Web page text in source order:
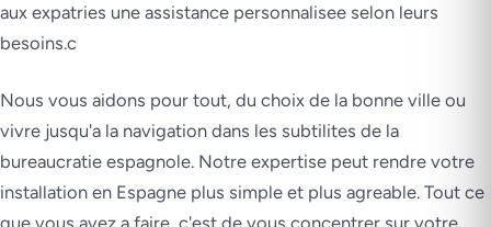
aux expatries une assistance personnalisee selon leurs
besoins.c
Nous vous aidons pour tout, du choix de la bonne ville ou
vivre jusqu'a la navigation dans les subtilites de la
bureaucratie espagnole. Notre expertise peut rendre votre
installation en Espagne plus simple et plus agreable. Tout ce